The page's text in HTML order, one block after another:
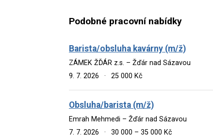
Podobné pracovní nabídky
Barista/obsluha kavárny (m/ž)
ZÁMEK ŽĎÁR z.s. – Žďár nad Sázavou
9. 7. 2026
· 25 000 Kč
Obsluha/barista (m/ž)
Emrah Mehmedi – Žďár nad Sázavou
7. 7. 2026
· 30 000 – 35 000 Kč